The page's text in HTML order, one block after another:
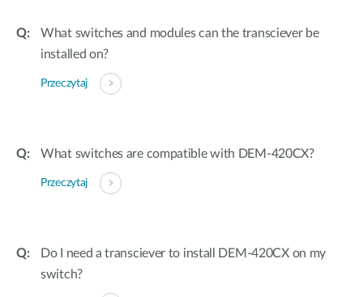
What switches and modules can the transciever be
installed on?
Przeczytaj
What switches are compatible with DEM-420CX?
Przeczytaj
Do I need a transciever to install DEM-420CX on my
switch?